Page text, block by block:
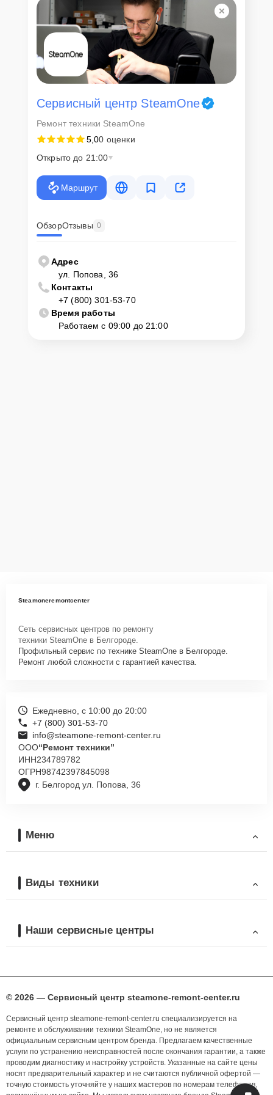
Сервисный центр SteamOne
Ремонт техники SteamOne
5,00 оценки
Открыто до 21:00
Маршрут
ОбзорОтзывы 0
Адрес
ул. Попова, 36
Контакты
+7 (800) 301-53-70
Время работы
Работаем с 09:00 до 21:00
Steamoneremontcenter
Сеть сервисных центров по ремонту
техники SteamOne в Белгороде.
Профильный сервис по технике SteamOne в Белгороде.
Ремонт любой сложности с гарантией качества.
г. Белгород ул. Попова, 36
Ежедневно, с 10:00 до 20:00
+7 (800) 301-53-70
info@steamone-remont-center.ru
ООО“Ремонт техники”
ИНН234789782
ОГРН98742397845098
Меню
Виды техники
Наши сервисные центры
© 2026 — Сервисный центр steamone-remont-center.ru
Сервисный центр steamone-remont-center.ru специализируется на
ремонте и обслуживании техники SteamOne, но не является
официальным сервисным центром бренда. Предлагаем качественные
услуги по устранению неисправностей после окончания гарантии, а также
проводим диагностику и настройку устройств. Указанные на сайте цены
носят предварительный характер и не считаются публичной офертой —
точную стоимость уточняйте у наших мастеров по номерам телефонов,